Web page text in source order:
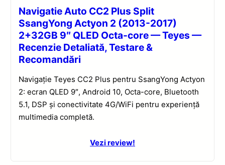
Navigatie Auto CC2 Plus Split
SsangYong Actyon 2 (2013-2017)
2+32GB 9″ QLED Octa-core — Teyes —
Recenzie Detaliată, Testare &
Recomandări
Navigație Teyes CC2 Plus pentru SsangYong Actyon
2: ecran QLED 9″, Android 10, Octa-core, Bluetooth
5.1, DSP și conectivitate 4G/WiFi pentru experiență
multimedia completă.
Vezi review!